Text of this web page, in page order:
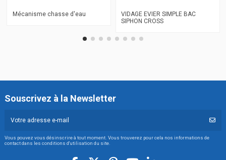
Mécanisme chasse d'eau
VIDAGE EVIER SIMPLE BAC
SIPHON CROSS
Souscrivez à la Newsletter
Vous pouvez vous désinscrire à tout moment. Vous trouverez pour cela nos informations de
contact dans les conditions d'utilisation du site.